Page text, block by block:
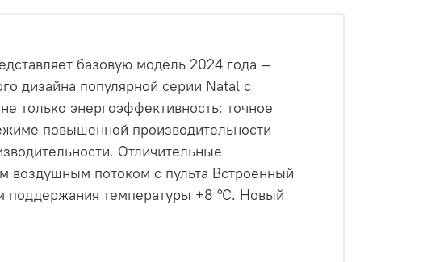
базовую модель 2024 года —
дизайна популярной серии Natal с
только энергоэффективность: точное
повышенной производительности
Отличительные
воздушным потоком с пульта Встроенный
поддержания температуры +8 °С. Новый